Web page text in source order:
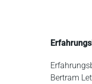
Bertram